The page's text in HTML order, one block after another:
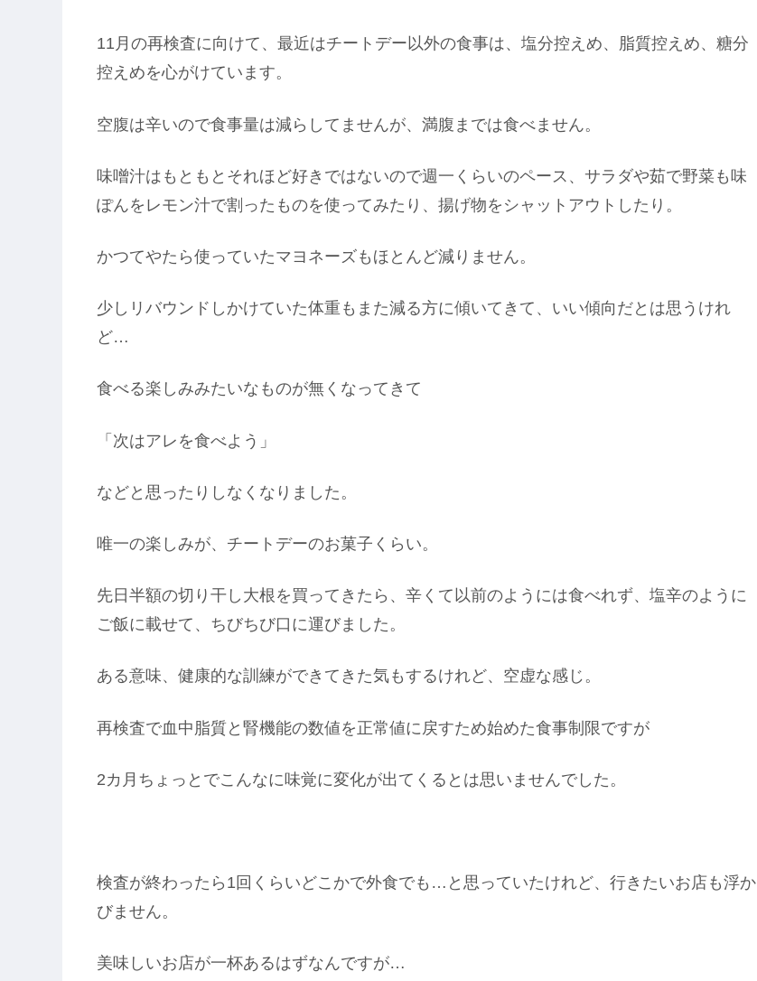
11月の再検査に向けて、最近はチートデー以外の食事は、塩分控えめ、脂質控えめ、糖分
控えめを心がけています。
空腹は辛いので食事量は減らしてませんが、満腹までは食べません。
味噌汁はもともとそれほど好きではないので週一くらいのペース、サラダや茹で野菜も味
ぽんをレモン汁で割ったものを使ってみたり、揚げ物をシャットアウトしたり。
かつてやたら使っていたマヨネーズもほとんど減りません。
少しリバウンドしかけていた体重もまた減る方に傾いてきて、いい傾向だとは思うけれ
ど…
食べる楽しみみたいなものが無くなってきて
「次はアレを食べよう」
などと思ったりしなくなりました。
唯一の楽しみが、チートデーのお菓子くらい。
先日半額の切り干し大根を買ってきたら、辛くて以前のようには食べれず、塩辛のように
ご飯に載せて、ちびちび口に運びました。
ある意味、健康的な訓練ができてきた気もするけれど、空虚な感じ。
再検査で血中脂質と腎機能の数値を正常値に戻すため始めた食事制限ですが
2カ月ちょっとでこんなに味覚に変化が出てくるとは思いませんでした。
検査が終わったら1回くらいどこかで外食でも…と思っていたけれど、行きたいお店も浮か
びません。
美味しいお店が一杯あるはずなんですが…